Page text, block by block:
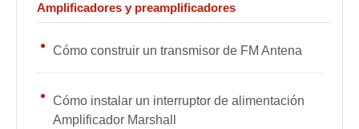
Amplificadores y preamplificadores
Cómo construir un transmisor de FM Antena
Cómo instalar un interruptor de alimentación
Amplificador Marshall